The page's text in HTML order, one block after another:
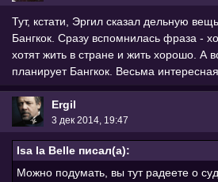
Тут, кстати, Эргил сказал дельную
Бангкок. Сразу вспомнилась фраза -
хотят жить в стране и жить хорошо. А
планирует Бангкок. Весьма
Ergil
3 дек 2014, 19:47
Isa la Belle писал(а):
Можно подумать, вы тут радеете о